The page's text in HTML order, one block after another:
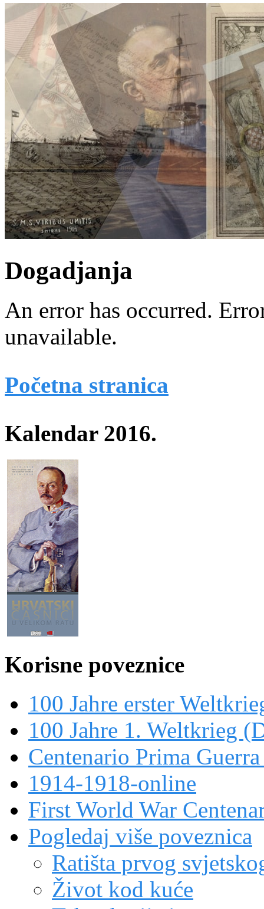
Dogadjanja
An error has occurred.
unavailable.
Početna stranica
Kalendar 2016.
Korisne poveznice
100 Jahre erster
100 Jahre 1. Weltkrieg
Centenario Prima
1914-1918-online
First World War
Pogledaj više poveznica
Ratišta prvog
Život kod kuće